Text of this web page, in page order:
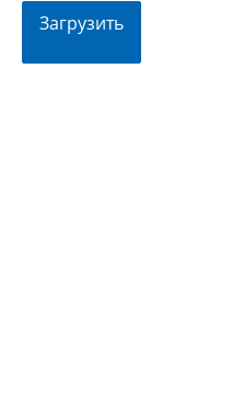
Загрузить